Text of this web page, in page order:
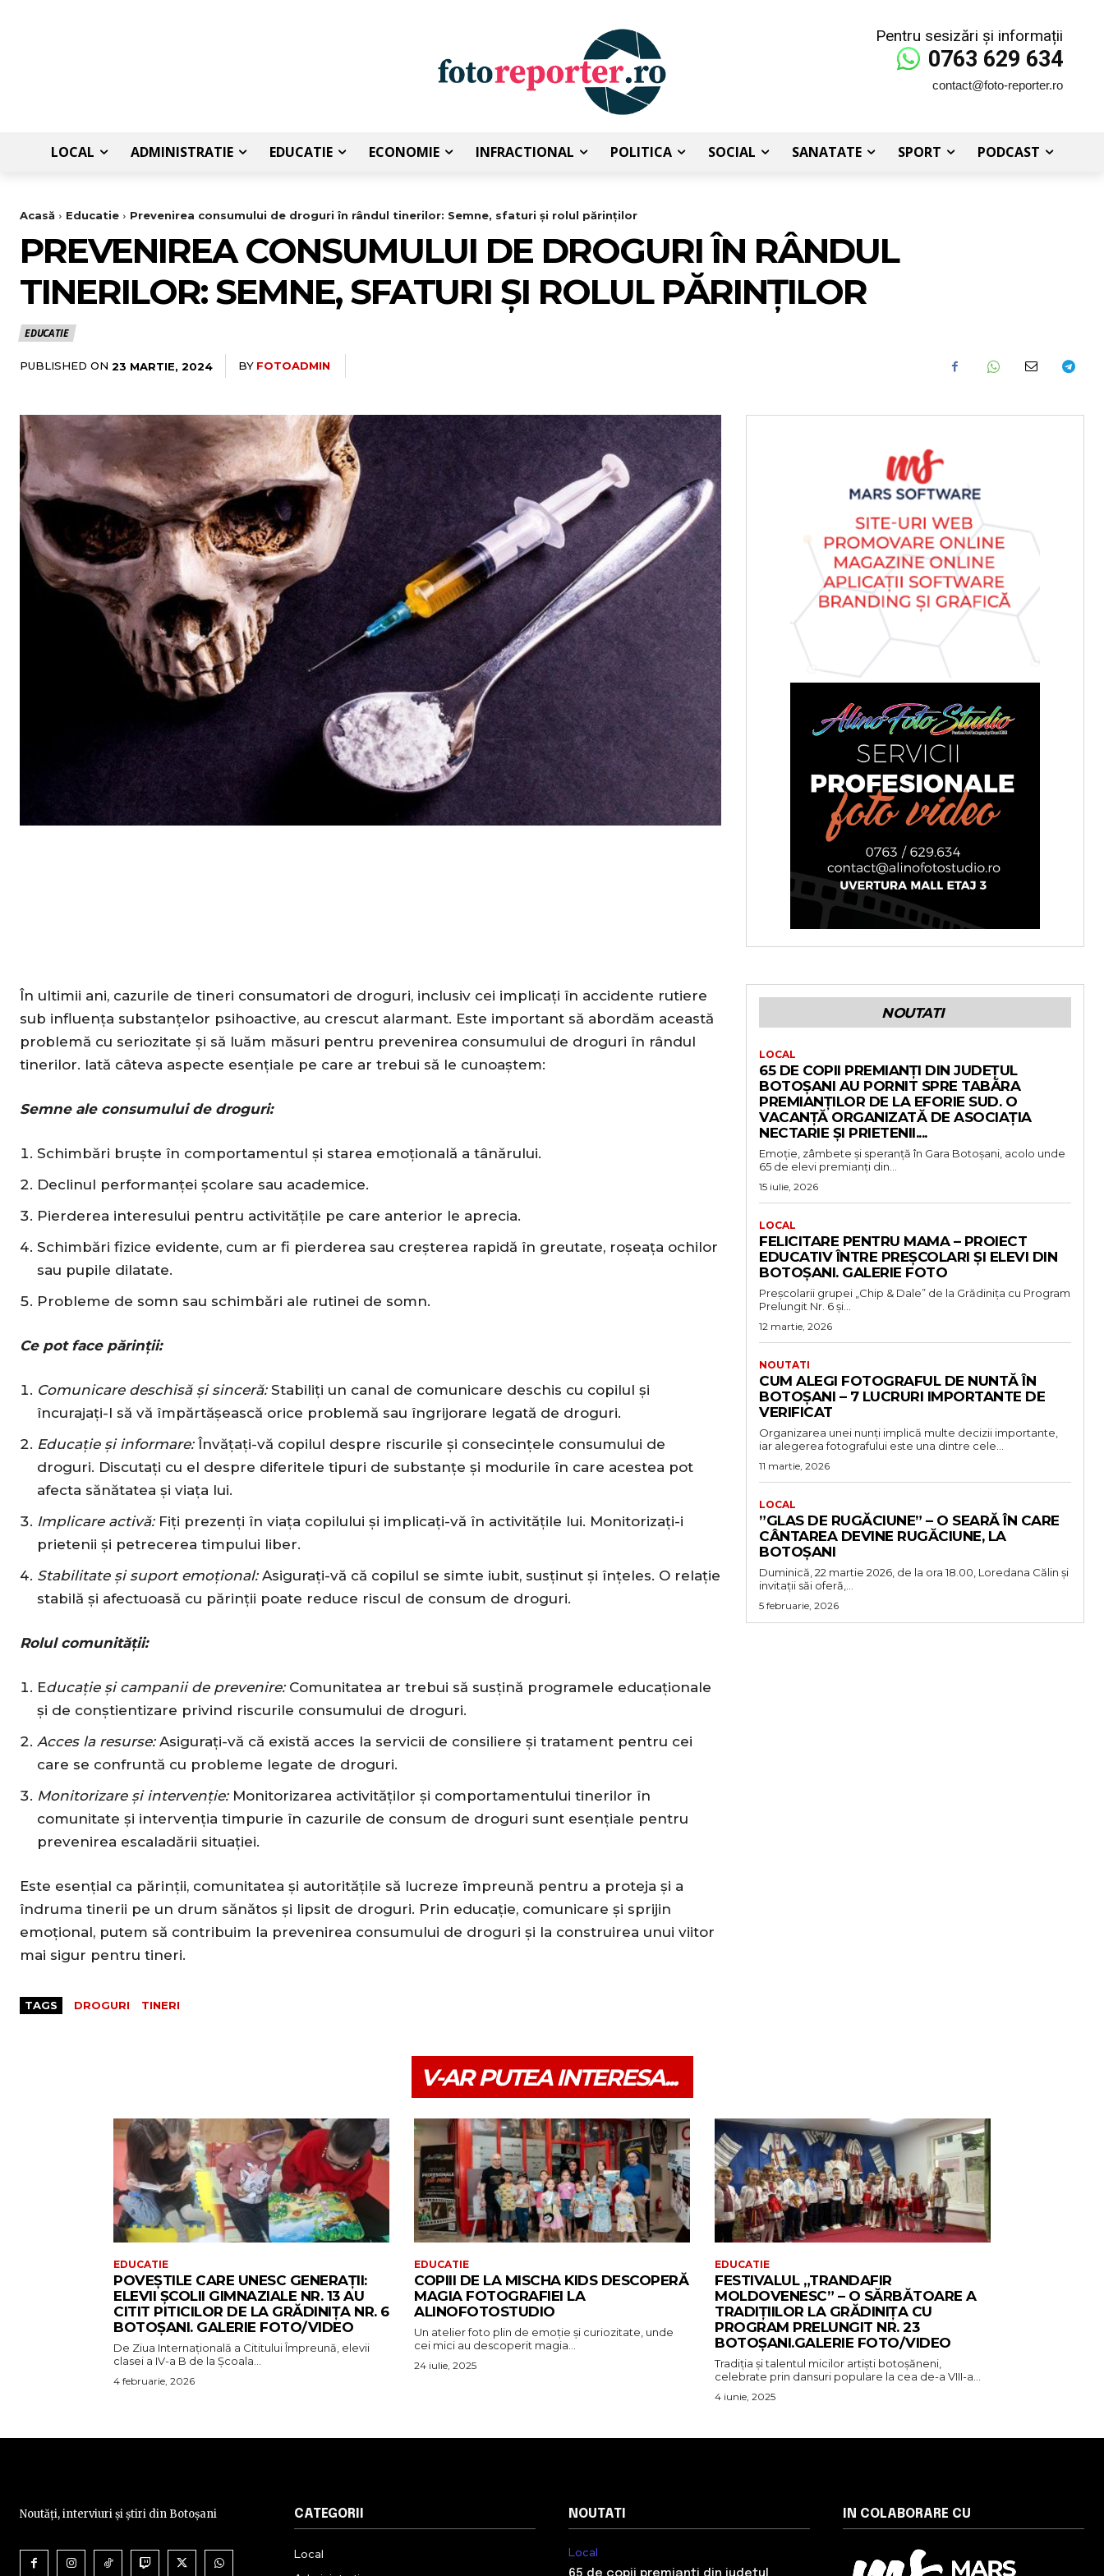
Pentru sesizări și informații
0763 629 634
contact@foto-reporter.ro
LOCAL ADMINISTRATIE EDUCATIE ECONOMIE INFRACTIONAL POLITICA SOCIAL SANATATE SPORT PODCAST
Acasă Educatie Prevenirea consumului de droguri în rândul tinerilor: Semne, sfaturi și rolul părinților
PREVENIREA CONSUMULUI DE DROGURI ÎN RÂNDUL
TINERILOR: SEMNE, SFATURI ȘI ROLUL PĂRINȚILOR
EDUCATIE
PUBLISHED ON 23 MARTIE, 2024 BY FOTOADMIN
În ultimii ani, cazurile de tineri consumatori de droguri, inclusiv cei implicați în accidente rutiere
sub influența substanțelor psihoactive, au crescut alarmant. Este important să abordăm această
problemă cu seriozitate și să luăm măsuri pentru prevenirea consumului de droguri în rândul
tinerilor. Iată câteva aspecte esențiale pe care ar trebui să le cunoaștem:
Semne ale consumului de droguri:
Schimbări bruște în comportamentul și starea emoțională a tânărului.
Declinul performanței școlare sau academice.
Pierderea interesului pentru activitățile pe care anterior le aprecia.
Schimbări fizice evidente, cum ar fi pierderea sau creșterea rapidă în greutate, roșeața ochilor
sau pupile dilatate.
Probleme de somn sau schimbări ale rutinei de somn.
Ce pot face părinții:
Comunicare deschisă și sinceră:Stabiliți un canal de comunicare deschis cu copilul și
încurajați-l să vă împărtășească orice problemă sau îngrijorare legată de droguri.
Educație și informare:Învățați-vă copilul despre riscurile și consecințele consumului de
droguri. Discutați cu el despre diferitele tipuri de substanțe și modurile în care acestea pot
afecta sănătatea și viața lui.
Implicare activă: Fiți prezenți în viața copilului și implicați-vă în activitățile lui. Monitorizați-i
prietenii și petrecerea timpului liber.
Stabilitate și suport emoțional: Asigurați-vă că copilul se simte iubit, susținut și înțeles. O relație
stabilă și afectuoasă cu părinții poate reduce riscul de consum de droguri.
Rolul comunității:
Educație și campanii de prevenire:Comunitatea ar trebui să susțină programele educaționale
și de conștientizare privind riscurile consumului de droguri.
Acces la resurse:Asigurați-vă că există acces la servicii de consiliere și tratament pentru cei
care se confruntă cu probleme legate de droguri.
Monitorizare și intervenție: Monitorizarea activităților și comportamentului tinerilor în
comunitate și intervenția timpurie în cazurile de consum de droguri sunt esențiale pentru
prevenirea escaladării situației.
Este esențial ca părinții, comunitatea și autoritățile să lucreze împreună pentru a proteja și a
îndruma tinerii pe un drum sănătos și lipsit de droguri. Prin educație, comunicare și sprijin
emoțional, putem să contribuim la prevenirea consumului de droguri și la construirea unui viitor
mai sigur pentru tineri.
TAGS DROGURI TINERI
NOUTATI
LOCAL
65 DE COPII PREMIANȚI DIN JUDEȚUL
BOTOȘANI AU PORNIT SPRE TABĂRA
PREMIANȚILOR DE LA EFORIE SUD. O
VACANȚĂ ORGANIZATĂ DE ASOCIAȚIA
NECTARIE ȘI PRIETENII....
Emoție, zâmbete și speranță în Gara Botoșani, acolo unde
65 de elevi premianți din...
15 iulie, 2026
LOCAL
FELICITARE PENTRU MAMA – PROIECT
EDUCATIV ÎNTRE PREȘCOLARI ȘI ELEVI DIN
BOTOȘANI. GALERIE FOTO
Preșcolarii grupei „Chip & Dale” de la Grădinița cu Program
Prelungit Nr. 6 și...
12 martie, 2026
NOUTATI
CUM ALEGI FOTOGRAFUL DE NUNTĂ ÎN
BOTOȘANI – 7 LUCRURI IMPORTANTE DE
VERIFICAT
Organizarea unei nunți implică multe decizii importante,
iar alegerea fotografului este una dintre cele...
11 martie, 2026
LOCAL
”GLAS DE RUGĂCIUNE” – O SEARĂ ÎN CARE
CÂNTAREA DEVINE RUGĂCIUNE, LA
BOTOȘANI
Duminică, 22 martie 2026, de la ora 18.00, Loredana Călin și
invitații săi oferă,...
5 februarie, 2026
V-AR PUTEA INTERESA...
EDUCATIE
POVEȘTILE CARE UNESC GENERAȚII:
ELEVII ȘCOLII GIMNAZIALE NR. 13 AU
CITIT PITICILOR DE LA GRĂDINIȚA NR. 6
BOTOȘANI. GALERIE FOTO/VIDEO
De Ziua Internațională a Cititului Împreună, elevii
clasei a IV-a B de la Școala...
4 februarie, 2026
EDUCATIE
COPIII DE LA MISCHA KIDS DESCOPERĂ
MAGIA FOTOGRAFIEI LA
ALINOFOTOSTUDIO
Un atelier foto plin de emoție și curiozitate, unde
cei mici au descoperit magia...
24 iulie, 2025
EDUCATIE
FESTIVALUL „TRANDAFIR
MOLDOVENESC” – O SĂRBĂTOARE A
TRADIȚIILOR LA GRĂDINIȚA CU
PROGRAM PRELUNGIT NR. 23
BOTOȘANI.GALERIE FOTO/VIDEO
Tradiția și talentul micilor artiști botoșăneni,
celebrate prin dansuri populare la cea de-a VIII-a...
4 iunie, 2025
Noutăți, interviuri și știri din Botoșani CATEGORII
Local
NOUTATI
Local
IN COLABORARE CU